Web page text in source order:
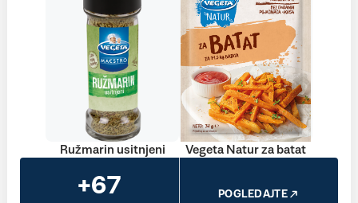
Ružmarin usitnjeni Vegeta Natur za batat
+67 POGLEDAJTE